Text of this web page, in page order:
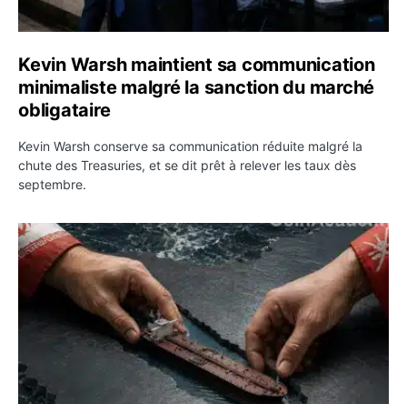
Kevin Warsh maintient sa communication
minimaliste malgré la sanction du marché
obligataire
Kevin Warsh conserve sa communication réduite malgré la
chute des Treasuries, et se dit prêt à relever les taux dès
septembre.
Ormuz : l’Iran annonce un accord avec Oman sur une